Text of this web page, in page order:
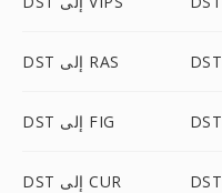
DST إلى RAS
DST إلى FIG
DST إلى CUR